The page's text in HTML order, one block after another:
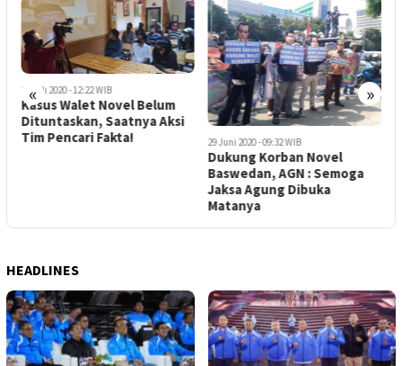
« »
26 Juli 2020 - 12:22 WIB
Kasus Walet Novel Belum
Dituntaskan, Saatnya Aksi
Tim Pencari Fakta!
29 Juni 2020 - 09:32 WIB
Dukung Korban Novel
Baswedan, AGN : Semoga
Jaksa Agung Dibuka
Matanya
HEADLINES